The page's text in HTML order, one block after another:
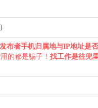
布者手机归属地与IP地址是
的都是骗子！ 找工作是往兜